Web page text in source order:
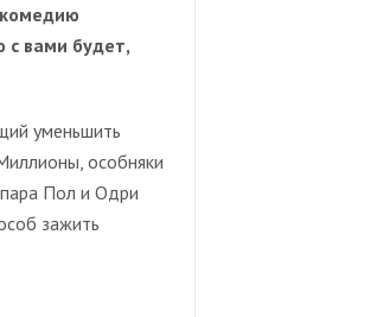
с вами будет,
уменьшить
особняки
Пол и Одри
зажить